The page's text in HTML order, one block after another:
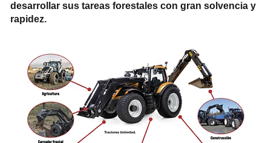
desarrollar sus tareas forestales con gran solvencia y
rapidez.